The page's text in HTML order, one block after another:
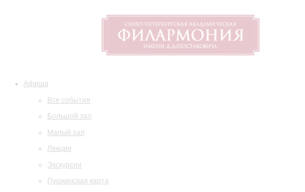
Афиша
Все события
Большой зал
Малый зал
Лекции
Экскурсии
Пушкинская карта